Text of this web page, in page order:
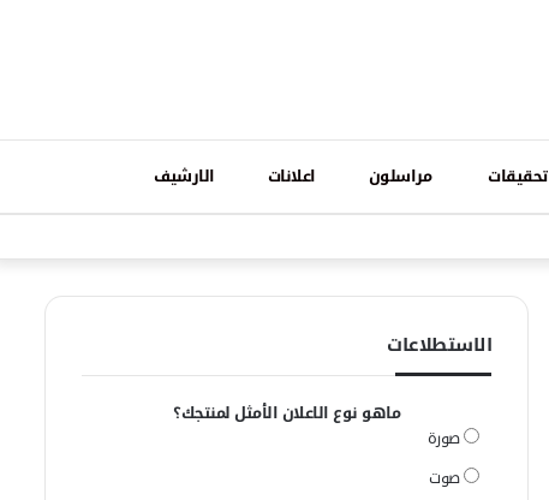
تحقيقات مراسلون اعلانات الارشيف
الاستطلاعات
ماهو نوع الاعلان الأمثل لمنتجك؟
صورة
صوت